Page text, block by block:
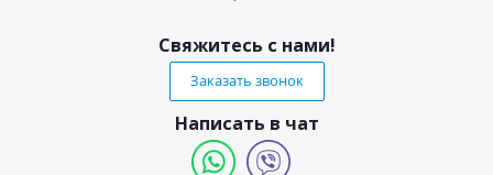
Свяжитесь с нами!
Заказать звонок
Написать в чат